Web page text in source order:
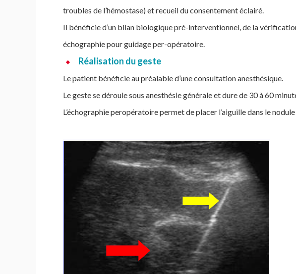
troubles de l’hémostase) et recueil du consentement éclairé.
Il bénéficie d’un bilan biologique pré-interventionnel, de la
échographie pour guidage per-opératoire.
Réalisation du geste
Le patient bénéficie au préalable d’une consultation anesthésique.
Le geste se déroule sous anesthésie générale et dure de 30 à 60
L’échographie peropératoire permet de placer l’aiguille dans le